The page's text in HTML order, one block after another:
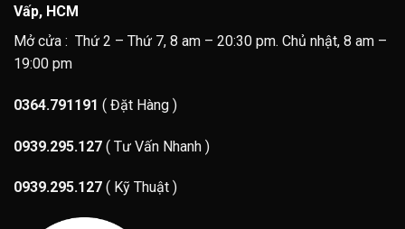
Vấp, HCM
Mở cửa : Thứ 2 – Thứ 7, 8 am – 20:30 pm. Chủ nhật, 8 am –
19:00 pm
0364.791191 ( Đặt Hàng )
0939.295.127 ( Tư Vấn Nhanh )
0939.295.127 ( Kỹ Thuật )